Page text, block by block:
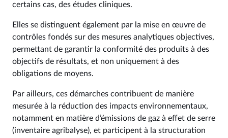
certains cas, des études cliniques.
Elles se distinguent également par la mise en œuvre de
contrôles fondés sur des mesures analytiques objectives,
permettant de garantir la conformité des produits à des
objectifs de résultats, et non uniquement à des
obligations de moyens.
Par ailleurs, ces démarches contribuent de manière
mesurée à la réduction des impacts environnementaux,
notamment en matière d’émissions de gaz à effet de serre
(inventaire agribalyse), et participent à la structuration